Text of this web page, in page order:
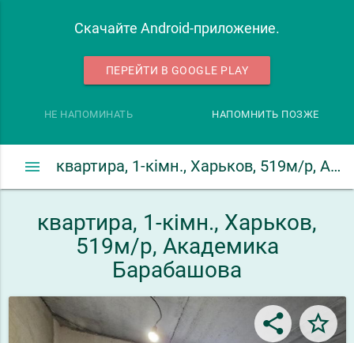
Скачайте Android-приложение.
ПЕРЕЙТИ В GOOGLE PLAY
НЕ НАПОМИНАТЬ НАПОМНИТЬ ПОЗЖЕ
квартира, 1-кімн., Харьков, 519м/р, Академика Барабашова
menu
квартира, 1-кімн., Харьков,
519м/р, Академика
Барабашова
share star_border